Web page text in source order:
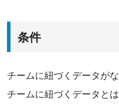
条件
チームに紐づくデータが
チームに紐づくデータと